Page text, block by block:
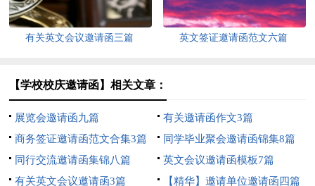
有关英文会议邀请函三篇 英文签证邀请函范文六篇
【学校校庆邀请函】相关文章：
展览会邀请函九篇
有关邀请函作文3篇
商务签证邀请函范文合集3篇
同学毕业聚会邀请函锦集8篇
同行交流邀请函集锦八篇
英文会议邀请函模板7篇
有关英文会议邀请函3篇
【精华】邀请单位邀请函四篇